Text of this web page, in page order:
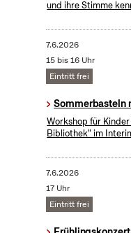
und ihre Stimme
7.6.2026
15 bis 16 Uhr
Eintritt frei
Sommerbasteln
Workshop für
Bibliothek" im
7.6.2026
17 Uhr
Eintritt frei